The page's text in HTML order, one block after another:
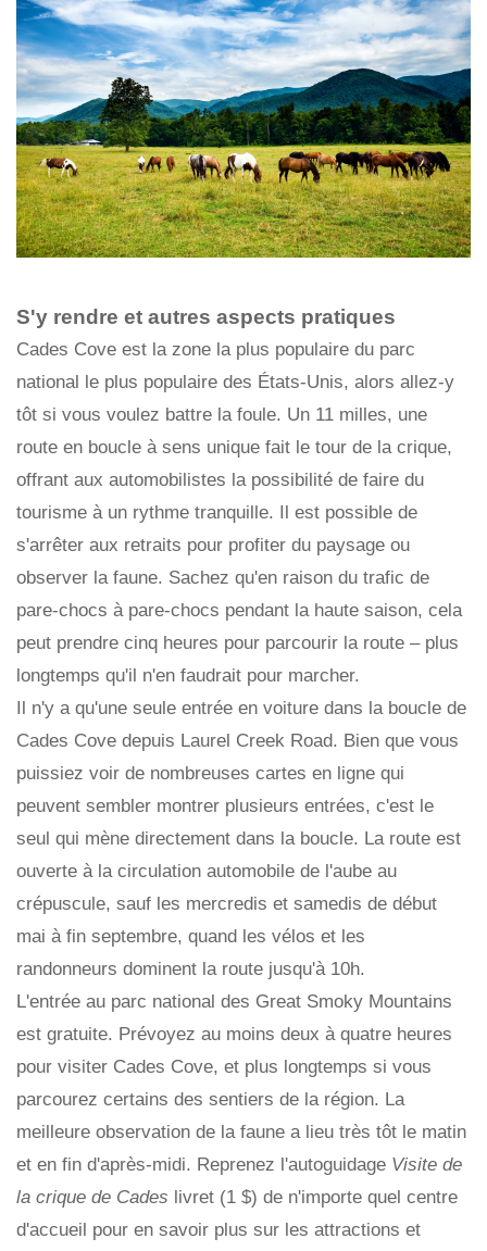
S'y rendre et autres aspects pratiques
Cades Cove est la zone la plus populaire du parc
national le plus populaire des États-Unis, alors allez-y
tôt si vous voulez battre la foule. Un 11 milles, une
route en boucle à sens unique fait le tour de la crique,
offrant aux automobilistes la possibilité de faire du
tourisme à un rythme tranquille. Il est possible de
s'arrêter aux retraits pour profiter du paysage ou
observer la faune. Sachez qu'en raison du trafic de
pare-chocs à pare-chocs pendant la haute saison, cela
peut prendre cinq heures pour parcourir la route – plus
longtemps qu'il n'en faudrait pour marcher.
Il n'y a qu'une seule entrée en voiture dans la boucle de
Cades Cove depuis Laurel Creek Road. Bien que vous
puissiez voir de nombreuses cartes en ligne qui
peuvent sembler montrer plusieurs entrées, c'est le
seul qui mène directement dans la boucle. La route est
ouverte à la circulation automobile de l'aube au
crépuscule, sauf les mercredis et samedis de début
mai à fin septembre, quand les vélos et les
randonneurs dominent la route jusqu'à 10h.
L'entrée au parc national des Great Smoky Mountains
est gratuite. Prévoyez au moins deux à quatre heures
pour visiter Cades Cove, et plus longtemps si vous
parcourez certains des sentiers de la région. La
meilleure observation de la faune a lieu très tôt le matin
et en fin d'après-midi. Reprenez l'autoguidage Visite de
la crique de Cades livret (1 $) de n'importe quel centre
d'accueil pour en savoir plus sur les attractions et